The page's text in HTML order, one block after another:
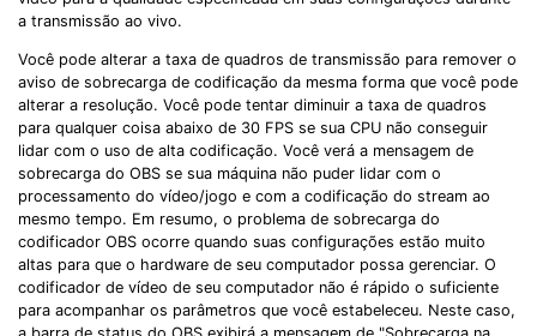
a transmissão ao vivo.
Você pode alterar a taxa de quadros de transmissão para remover o
aviso de sobrecarga de codificação da mesma forma que você pode
alterar a resolução. Você pode tentar diminuir a taxa de quadros
para qualquer coisa abaixo de 30 FPS se sua CPU não conseguir
lidar com o uso de alta codificação. Você verá a mensagem de
sobrecarga do OBS se sua máquina não puder lidar com o
processamento do vídeo/jogo e com a codificação do stream ao
mesmo tempo. Em resumo, o problema de sobrecarga do
codificador OBS ocorre quando suas configurações estão muito
altas para que o hardware de seu computador possa gerenciar. O
codificador de vídeo de seu computador não é rápido o suficiente
para acompanhar os parâmetros que você estabeleceu. Neste caso,